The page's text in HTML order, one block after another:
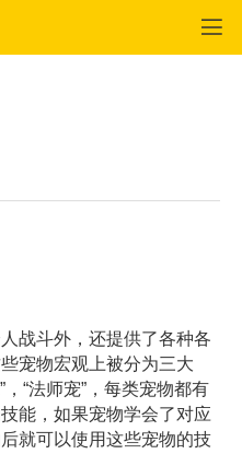
斗外，还提供了各种各
宠物宏观上被分为三大
，“法师宠”，每类宠物都有
能，如果宠物学会了对应
就可以使用这些宠物的技